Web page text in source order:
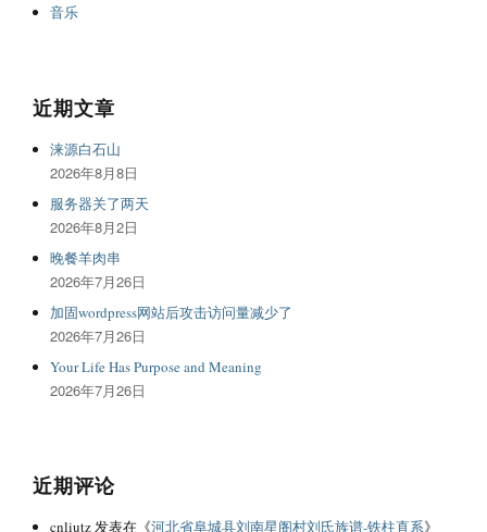
音乐
近期文章
涞源白石山
2026年8月8日
服务器关了两天
2026年8月2日
晚餐羊肉串
2026年7月26日
加固wordpress网站后攻击访问量减少了
2026年7月26日
Your Life Has Purpose and Meaning
2026年7月26日
近期评论
cnliutz发表在《河北省阜城县刘南星阁村刘氏族谱-铁柱直系》